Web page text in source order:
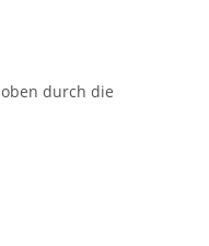
durch die